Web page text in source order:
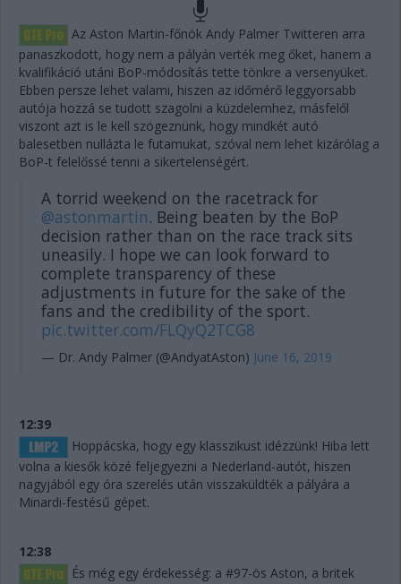
Az Aston Martin-főnök Andy Palmer Twitteren arra
panaszkodott, hogy nem a pályán verték meg őket, hanem a
kvalifikáció utáni BoP-módosítás tette tönkre a versenyüket.
Ebben persze lehet valami, hiszen az időmérő leggyorsabb
autója hozzá se tudott szagolni a küzdelemhez, másfelől
viszont azt is le kell szögeznünk, hogy mindkét autó
balesetben nullázta le futamukat, szóval nem lehet kizárólag a
BoP-t felelőssé tenni a sikertelenségért.
A torrid weekend on the racetrack for
@astonmartin. Being beaten by the BoP
decision rather than on the race track sits
uneasily. I hope we can look forward to
complete transparency of these
adjustments in future for the sake of the
fans and the credibility of the sport.
pic.twitter.com/FLQyQ2TCG8
— Dr. Andy Palmer (@AndyatAston) June 16, 2019
12:39
Hoppácska, hogy egy klasszikust idézzünk! Hiba lett
volna a kiesők közé feljegyezni a Nederland-autót, hiszen
nagyjából egy óra szerelés után visszaküldték a pályára a
Minardi-festésű gépet.
12:38
És még egy érdekesség: a #97-ös Aston, a britek